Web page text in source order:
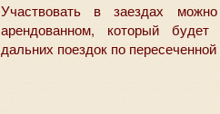
Участвовать в заездах
арендованном, который будет
дальних поездок по